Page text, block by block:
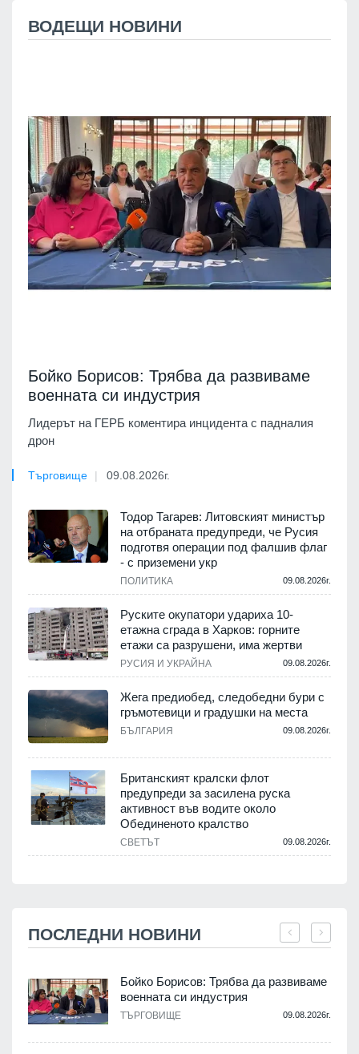
ВОДЕЩИ НОВИНИ
Бойко Борисов: Трябва да развиваме
военната си индустрия
Лидерът на ГЕРБ коментира инцидента с падналия
дрон
Търговище 09.08.2026г.
Тодор Тагарев: Литовският министър
на отбраната предупреди, че Русия
подготвя операции под фалшив флаг
- с приземени укр
ПОЛИТИКА 09.08.2026г.
Руските окупатори удариха 10-
етажна сграда в Харков: горните
етажи са разрушени, има жертви
РУСИЯ И УКРАЙНА 09.08.2026г.
Жега предиобед, следобедни бури с
гръмотевици и градушки на места
БЪЛГАРИЯ 09.08.2026г.
Британският кралски флот
предупреди за засилена руска
активност във водите около
Обединеното кралство
СВЕТЪТ 09.08.2026г.
ПОСЛЕДНИ НОВИНИ
Бойко Борисов: Трябва да развиваме
военната си индустрия
ТЪРГОВИЩЕ 09.08.2026г.